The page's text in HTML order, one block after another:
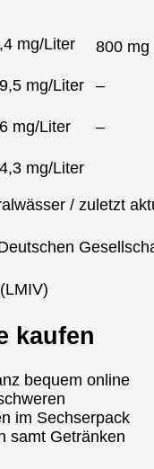
mg/Liter 800 mg
mg/Liter
–
mg/Liter
–
mg/Liter
/ zuletzt
kaufen
bequem online
im Sechserpack
samt Getränken